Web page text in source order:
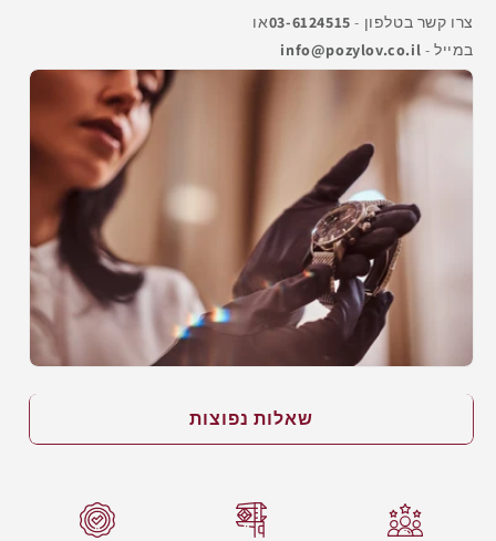
שאלות נפוצות
צרו קשר בטלפון - 03-6124515או
במייל - info@pozylov.co.il